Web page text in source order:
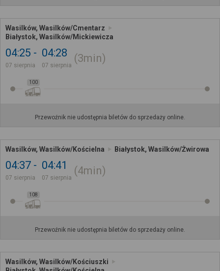
Wasilków, Wasilków/Cmentarz
Białystok, Wasilków/Mickiewicza
04:25
07 sierpnia
04:28
07 sierpnia
3min
100
Przewoźnik nie udostępnia biletów do sprzedaży online.
Wasilków, Wasilków/Kościelna Białystok, Wasilków/Żwirowa
04:37
07 sierpnia
04:41
07 sierpnia
4min
108
Przewoźnik nie udostępnia biletów do sprzedaży online.
Wasilków, Wasilków/Kościuszki